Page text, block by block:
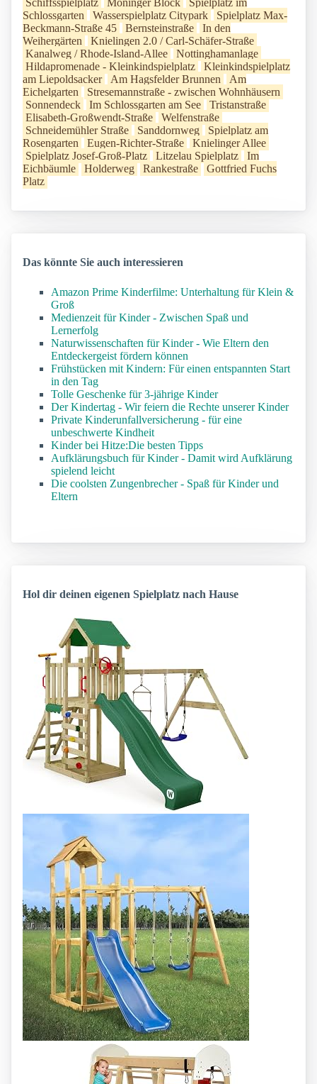
Schiffsspielplatz
Moninger Block
Spielplatz im
Schlossgarten
Wasserspielplatz Citypark
Spielplatz Max-
Beckmann-Straße 45
Bernsteinstraße
In den
Weihergärten
Knielingen 2.0 / Carl-Schäfer-Straße
Kanalweg / Rhode-Island-Allee
Nottinghamanlage
Hildapromenade - Kleinkindspielplatz
Kleinkindspielplatz
am Liepoldsacker
Am Hagsfelder Brunnen
Am
Eichelgarten
Stresemannstraße - zwischen Wohnhäusern
Sonnendeck
Im Schlossgarten am See
Tristanstraße
Elisabeth-Großwendt-Straße
Welfenstraße
Schneidemühler Straße
Sanddornweg
Spielplatz am
Rosengarten
Eugen-Richter-Straße
Knielinger Allee
Spielplatz Josef-Groß-Platz
Litzelau Spielplatz
Im
Eichbäumle
Holderweg Rankestraße
Gottfried Fuchs
Platz
Das könnte Sie auch interessieren
Amazon Prime Kinderfilme: Unterhaltung für Klein &
Groß
Medienzeit für Kinder - Zwischen Spaß und
Lernerfolg
Naturwissenschaften für Kinder - Wie Eltern den
Entdeckergeist fördern können
Frühstücken mit Kindern: Für einen entspannten Start
in den Tag
Tolle Geschenke für 3-jährige Kinder
Der Kindertag - Wir feiern die Rechte unserer Kinder
Private Kinderunfallversicherung - für eine
unbeschwerte Kindheit
Kinder bei Hitze:Die besten Tipps
Aufklärungsbuch für Kinder - Damit wird Aufklärung
spielend leicht
Die coolsten Zungenbrecher - Spaß für Kinder und
Eltern
Hol dir deinen eigenen Spielplatz nach Hause